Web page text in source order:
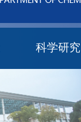
科学研究